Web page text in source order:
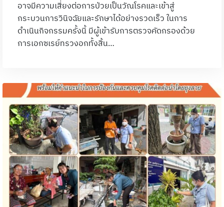
อาจมีความเสี่ยงต่อการป่วยเป็นวัณโรคและเข้าสู่
กระบวนการวินิจฉัยและรักษาได้อย่างรวดเร็ว ในการ
ดำเนินกิจกรรมครั้งนี้ มีผู้เข้ารับการตรวจคัดกรองด้วย
การเอกซเรย์ทรวงอกทั้งสิ้น…